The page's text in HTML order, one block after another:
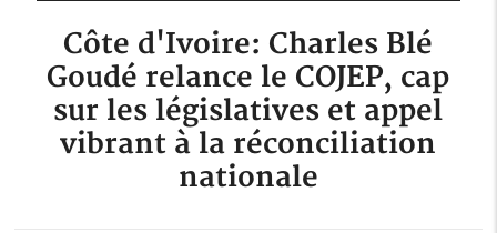
Côte d'Ivoire: Charles Blé
Goudé relance le COJEP, cap
sur les législatives et appel
vibrant à la réconciliation
nationale